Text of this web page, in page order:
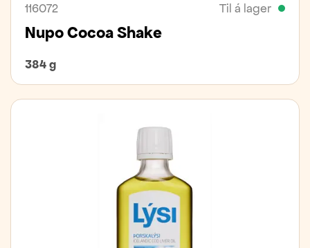
116072 Til á lager
Nupo Cocoa Shake
384 g